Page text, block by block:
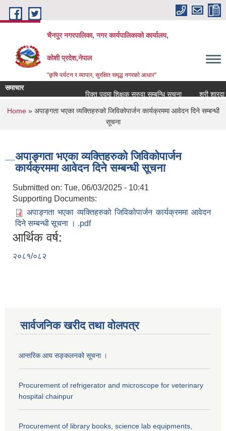
Skip to main content
चैनपुर नगरपालिका, नगर कार्यपालिकाको कार्यालय,
कोशी प्रदेश,नेपाल
"कृषि पर्यटन र व्यापार, सुरक्षित समृद्ध नगरकाे आधार"
समाचार
रिक्त पदमा शिक्षक सरुवा सम्बन्धि सूचना
श्री शारदा
You are here
Home» अपाङ्गता भएका व्यक्तिहरुको जिविकोपार्जन कार्यक्रममा आवेदन दिने सम्बन्धी
सूचना
अपाङ्गता भएका व्यक्तिहरुको जिविकोपार्जन
कार्यक्रममा आवेदन दिने सम्बन्धी सूचना
Submitted on: Tue, 06/03/2025 - 10:41
Supporting Documents:
अपाङ्गता भएका व्यक्तिहरुको जिविकोपार्जन कार्यक्रममा आवेदन
दिने सम्बन्धी सूचना । .pdf
आर्थिक वर्ष:
२०८१/०८२
सार्वजनिक खरीद तथा वाेलपत्र
आन्तरिक आय सङ्कलनको सूचना ।
Procurement of refrigerator and microscope for veterinary
hospital chainpur
Procurement of library books, science lab equipments,